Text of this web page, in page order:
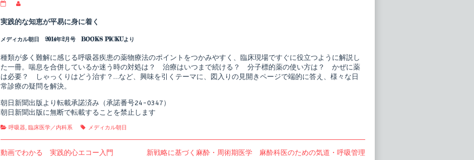
デ
ン
の
め
物
療
呼
吸
器
内
科
薬
ル
posts
by
author
レ
デ
ン
ト
た
め
の
薬
物
療
呼
実践的な知恵が平易に身に着く
メディカル朝日 2014年2月号 BOOKS PICKUより
種類が多く難解に感じる呼吸器疾患の薬物療法のポイントをつかみやすく、臨床現場ですぐに役立つように解説し
た一冊。喘息を合併しているか迷う時の対処は？ 治療はいつまで続ける？ 分子標的薬の使い方は？ かぜに薬
は必要？ しゃっくりはどう治す？…など、興味を引くテーマに、図入りの見開きページで端的に答え、様々な日
常診療の疑問を解決。
朝日新聞出版より転載承諾済み（承諾番号24-0347）
朝日新聞出版に無断で転載することを禁止します
Categories
呼吸器, 臨床医学／内科系 Tags
メディカル朝日
投
Previous
動画でわかる 実践的心エコー入門
Next
新戦略に基づく麻酔・周術期医学 麻酔科医のための気道・呼吸管理